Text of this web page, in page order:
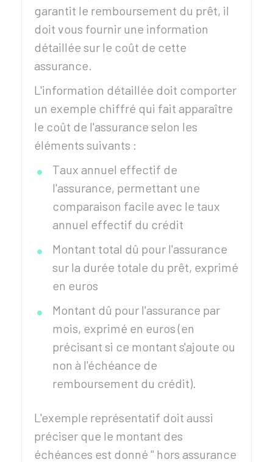
garantit le remboursement du prêt, il
doit vous fournir une information
détaillée sur le coût de cette
assurance.
L'information détaillée doit comporter
un exemple chiffré qui fait apparaître
le coût de l'assurance selon les
éléments suivants :
Taux annuel effectif de
l'assurance, permettant une
comparaison facile avec le taux
annuel effectif du crédit
Montant total dû pour l'assurance
sur la durée totale du prêt, exprimé
en euros
Montant dû pour l'assurance par
mois, exprimé en euros (en
précisant si ce montant s'ajoute ou
non à l'échéance de
remboursement du crédit).
L'exemple représentatif doit aussi
préciser que le montant des
échéances est donné " hors assurance